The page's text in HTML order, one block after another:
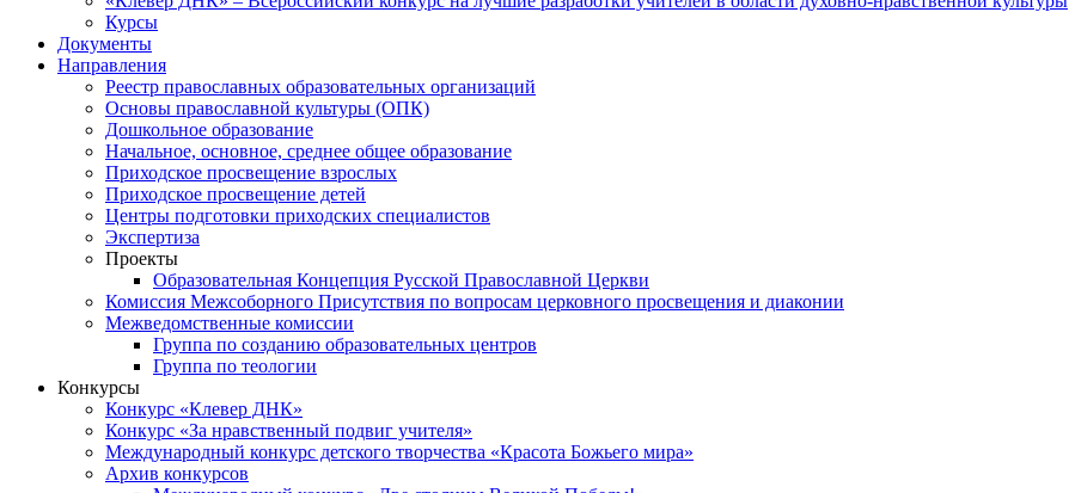
Курсы
Документы
Направления
Реестр православных образовательных организаций
Основы православной культуры (ОПК)
Дошкольное образование
Начальное, основное, среднее общее образование
Приходское просвещение взрослых
Приходское просвещение детей
Центры подготовки приходских специалистов
Экспертиза
Проекты
Образовательная Концепция Русской Православной Церкви
Комиссия Межсоборного Присутствия по вопросам церковного просвещения и диаконии
Межведомственные комиссии
Группа по созданию образовательных центров
Группа по теологии
Конкурсы
Конкурс «Клевер ДНК»
Конкурс «За нравственный подвиг учителя»
Международный конкурс детского творчества «Красота Божьего мира»
Архив конкурсов